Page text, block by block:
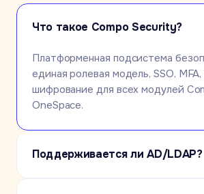
Что такое Compo Security?
Платформенная подсистема
единая ролевая модель, SSO,
шифрование для всех модулей
OneSpace.
Поддерживается ли AD/LDAP?